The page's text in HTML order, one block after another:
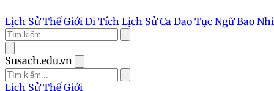
Lịch Sử Thế Giới Di Tích Lịch SửCa Dao Tục NgữBao
Susach.edu.vn
Lịch Sử Thế Giới